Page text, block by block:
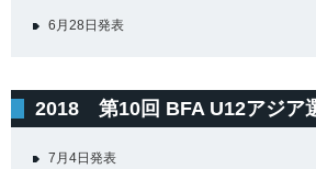
6月28日発表
2018 第10回 BFA U12アジア
7月4日発表